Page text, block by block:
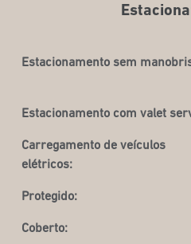
Estacionamento sem
Estacionamento com valet
Carregamento de veículos
elétricos:
Protegido:
Coberto: